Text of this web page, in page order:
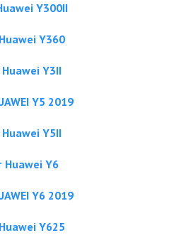
Y300II
Y360
Y3II
Y5 2019
Y5II
Huawei Y6
Y6 2019
Y625